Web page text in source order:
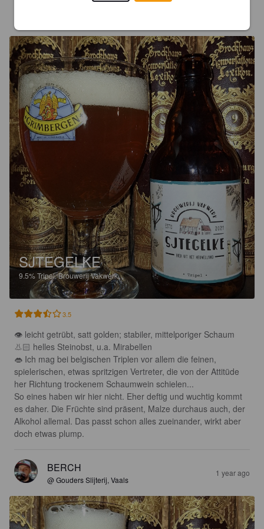
SJTEGELKE
9.5%Tripel.Brouwerij Vakwerk.
3.5
👁 leicht getrübt, satt golden; stabiler, mittelporiger Schaum
👃🏻 helles Steinobst, u.a. Mirabellen
👄 Ich mag bei belgischen Triplen vor allem die feinen,
spielerischen, etwas spritzigen Vertreter, die von der Attitüde
her Richtung trockenem Schaumwein schielen...
So eines haben wir hier nicht. Eher deftig und wuchtig kommt
es daher. Die Früchte sind präsent, Malze durchaus auch, der
Alkohol allemal. Das passt schon alles zueinander, wirkt aber
doch etwas plump.
BERCH
@ Gouders Slijterij, Vaals
1 year ago